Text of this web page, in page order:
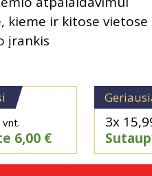
vnt.
6,00 €
3x
kieme ir kitose vietose
įrankis